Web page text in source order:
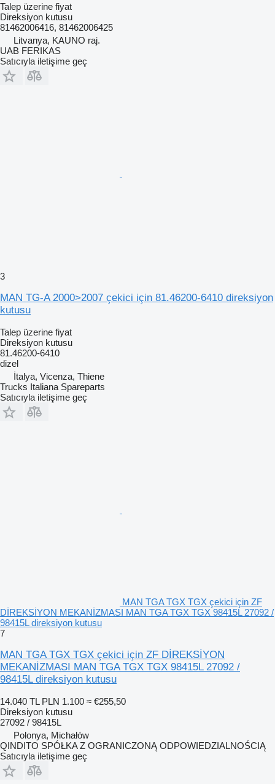
Talep üzerine fiyat
Direksiyon kutusu
81462006416, 81462006425
Litvanya, KAUNO raj.
UAB FERIKAS
Satıcıyla iletişime geç
3
MAN TG-A 2000>2007 çekici için 81.46200-6410 direksiyon
kutusu
Talep üzerine fiyat
Direksiyon kutusu
81.46200-6410
dizel
İtalya, Vicenza, Thiene
Trucks Italiana Spareparts
Satıcıyla iletişime geç
MAN TGA TGX TGX çekici için ZF
DİREKSİYON MEKANİZMASI MAN TGA TGX TGX 98415L 27092 /
98415L direksiyon kutusu
7
MAN TGA TGX TGX çekici için ZF DİREKSİYON
MEKANİZMASI MAN TGA TGX TGX 98415L 27092 /
98415L direksiyon kutusu
14.040 TL PLN 1.100 ≈ €255,50
Direksiyon kutusu
27092 / 98415L
Polonya, Michałów
QINDITO SPÓŁKA Z OGRANICZONĄ ODPOWIEDZIALNOŚCIĄ
Satıcıyla iletişime geç